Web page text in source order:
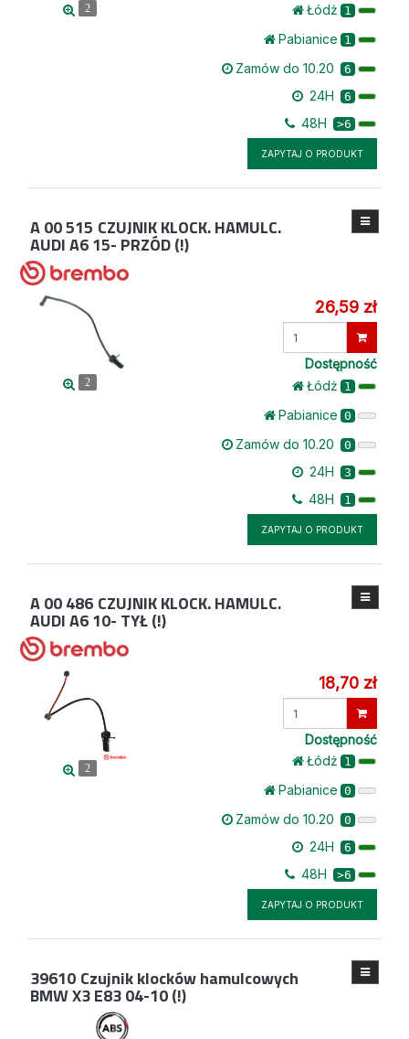
2
Łódż 1
Pabianice 1
Zamów do 10.20 6
24H 6
48H >6
ZAPYTAJ O PRODUKT
A 00 515 CZUJNIK KLOCK. HAMULC.
AUDI A6 15- PRZÓD (!)
2
26,59 zł
Dostępność
Łódż 1
Pabianice 0
Zamów do 10.20 0
24H 3
48H 1
ZAPYTAJ O PRODUKT
A 00 486 CZUJNIK KLOCK. HAMULC.
AUDI A6 10- TYŁ (!)
2
18,70 zł
Dostępność
Łódż 1
Pabianice 0
Zamów do 10.20 0
24H 6
48H >6
ZAPYTAJ O PRODUKT
39610 Czujnik klocków hamulcowych
BMW X3 E83 04-10 (!)